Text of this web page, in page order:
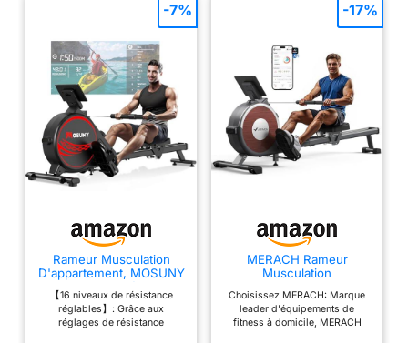
Rameur Musculation
D'appartement, MOSUNY
16 Niveaux de Résistance
Rameur Magnétique,
Glissières doubles
améliorées, Ultra
【16 niveaux de résistance
réglables】: Grâce aux
réglages de résistance
-7%
MERACH Rameur
Musculation
Niveaux de Résistance,
Rameur Magnétique
Silencieux avec APP
Choisissez MERACH: Marque
leader d'équipements de
fitness à domicile, MERACH
-17%